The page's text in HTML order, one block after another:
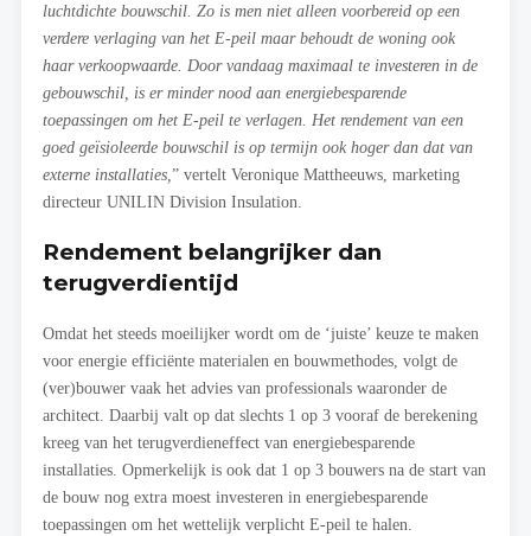
luchtdichte bouwschil. Zo is men niet alleen voorbereid op een
verdere verlaging van het E-peil maar behoudt de woning ook
haar verkoopwaarde. Door vandaag maximaal te investeren in de
gebouwschil, is er minder nood aan energiebesparende
toepassingen om het E-peil te verlagen. Het rendement van een
goed geïsioleerde bouwschil is op termijn ook hoger dan dat van
externe installaties,” vertelt Veronique Mattheeuws, marketing
directeur UNILIN Division Insulation.
Rendement belangrijker dan
terugverdientijd
Omdat het steeds moeilijker wordt om de ‘juiste’ keuze te maken
voor energie efficiënte materialen en bouwmethodes, volgt de
(ver)bouwer vaak het advies van professionals waaronder de
architect. Daarbij valt op dat slechts 1 op 3 vooraf de berekening
kreeg van het terugverdieneffect van energiebesparende
installaties. Opmerkelijk is ook dat 1 op 3 bouwers na de start van
de bouw nog extra moest investeren in energiebesparende
toepassingen om het wettelijk verplicht E-peil te halen.